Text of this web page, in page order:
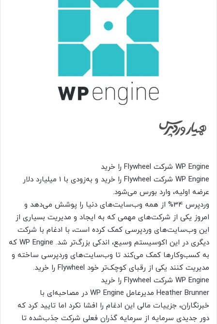
WP Engine شرکت Flywheel را خرید
WP Engine شرکت Flywheel را خرید و به‌زودی با 1 میلیارد دلار
عرضه اولیه، وارد بورس می‌شود.
وردپرس 34% از همه وب‌سایت‌های دنیا را پوشش می‌دهد و
امروز یکی از شرکت‌های مهمی که به ایجاد و مدیریت بسیاری از
این وب‌سایت‌های وردپرسی کمک کرده است، با ادغام با شرکت
دیگری در این اکوسیستم وسیع، اندکی بزرگ‌تر شد. WP Engine که
به کسب‌وکارها کمک می‌کند تا وب‌سایت‌های وردپرسی ساخته و
مدیریت کنند یکی از رقبای کوچک‌تر خود Flywheel را خرید.
WP Engine شرکت Flywheel را خرید
Heather Brunner مدیرعامل WP Engine در مصاحبه‌ای با
خبرنگاران، جزییات مالی این ادغام را افشا نکرد اما تایید کرد که
دور جدیدی سرمایه از سرمایه گذران فعلی شرکت جذب‌شده تا